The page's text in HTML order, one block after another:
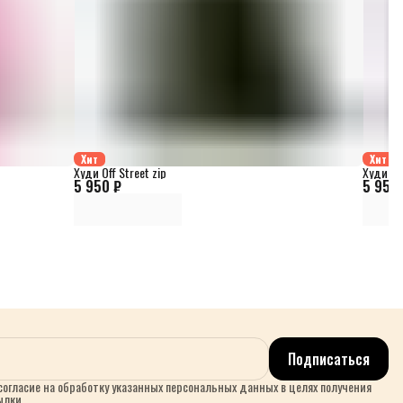
Хит
5 950 ₽
Худи Off Street zip
Хит
5 950
Худи
Подписаться
на обработку указанных персональных данных в целях получения